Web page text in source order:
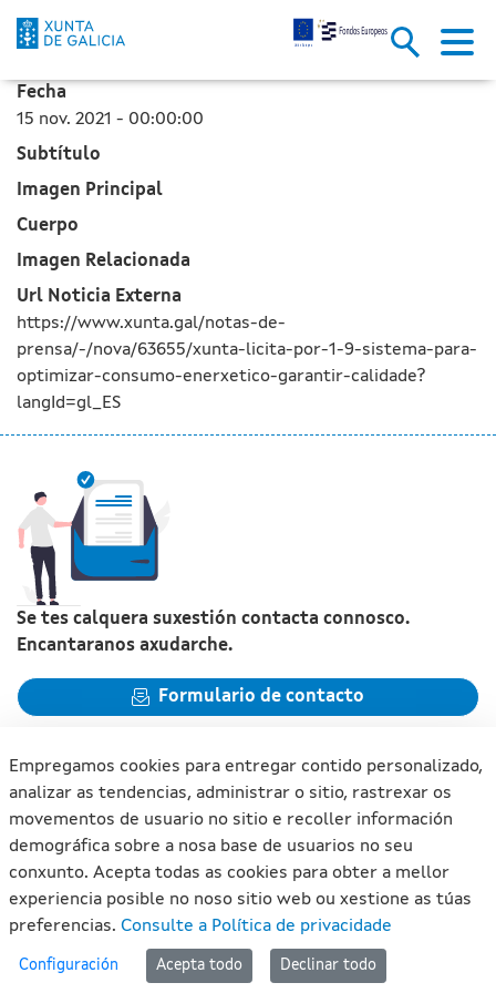
A Xunta licita por 1,9 M€ un
Skip to Main Content
Fecha
15 nov. 2021 - 00:00:00
Subtítulo
Imagen Principal
Cuerpo
Imagen Relacionada
Url Noticia Externa
https://www.xunta.gal/notas-de-
prensa/-/nova/63655/xunta-licita-por-1-9-sistema-para-
optimizar-consumo-enerxetico-garantir-calidade?
langId=gl_ES
Se tes calquera suxestión contacta connosco.
Encantaranos axudarche.
Formulario de contacto
Xunta de Galicia. Información mantida e publicada na internet
pola Xunta de Galicia
Atención á cidadanía
Accesibilidade
Empregamos cookies para entregar contido personalizado,
analizar as tendencias, administrar o sitio, rastrexar os
movementos de usuario no sitio e recoller información
demográfica sobre a nosa base de usuarios no seu
conxunto. Acepta todas as cookies para obter a mellor
experiencia posible no noso sitio web ou xestione as túas
preferencias. Consulte a Política de privacidade
Configuración Acepta todo Declinar todo